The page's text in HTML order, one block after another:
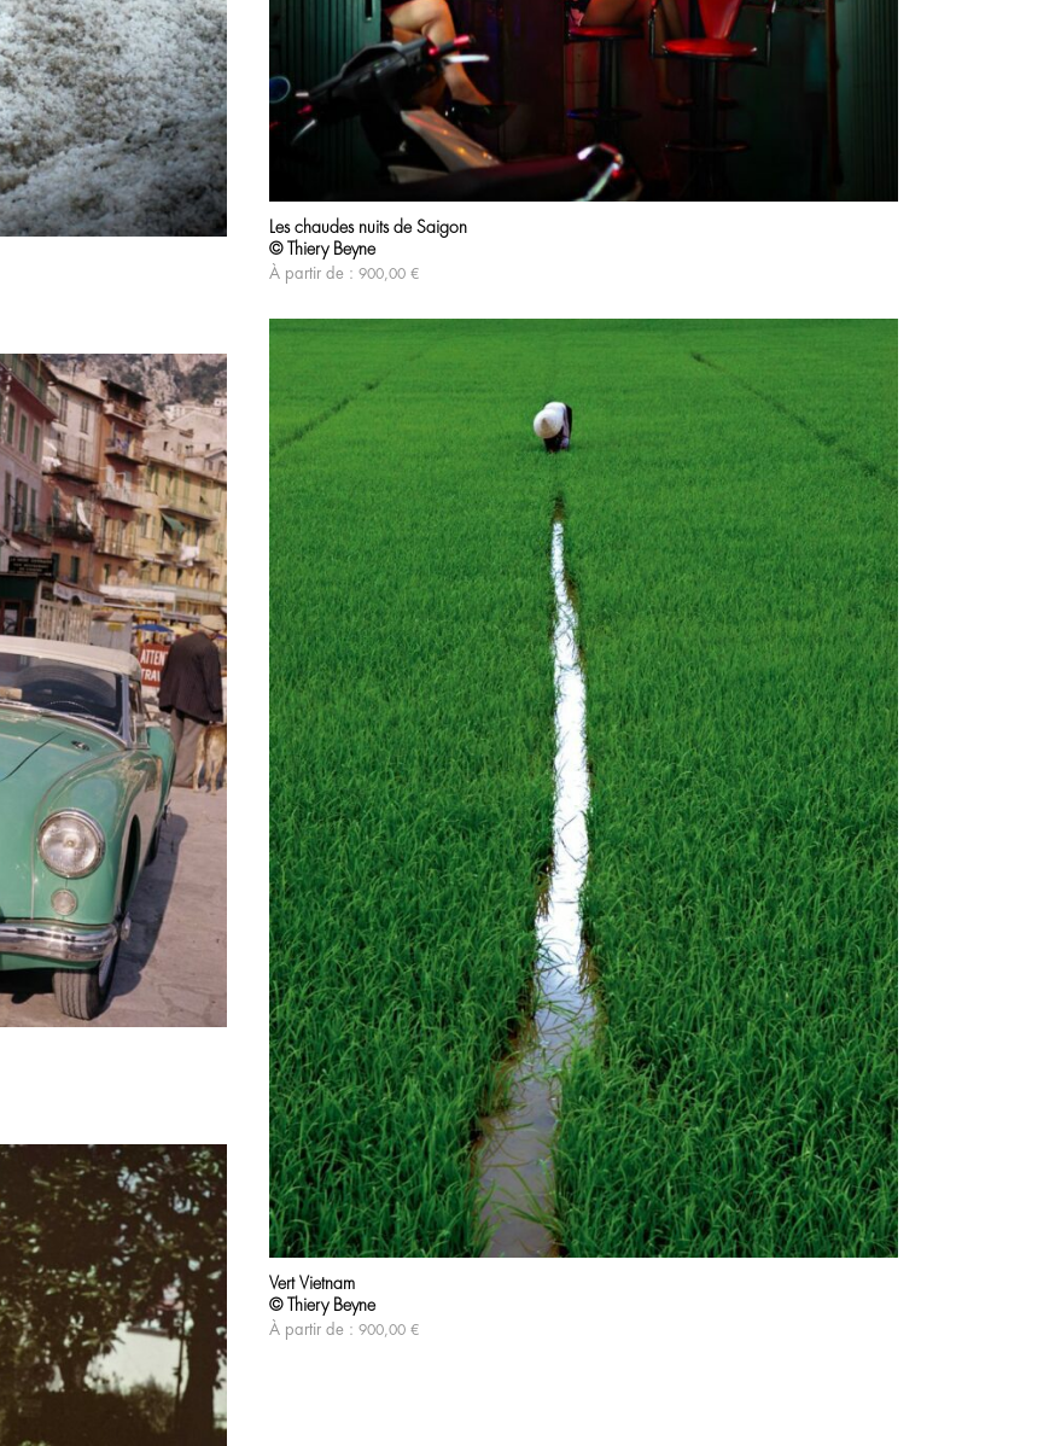
Les chaudes nuits de Saigon
© Thiery Beyne
À partir de : 900,00 €
Vert Vietnam
© Thiery Beyne
À partir de : 900,00 €